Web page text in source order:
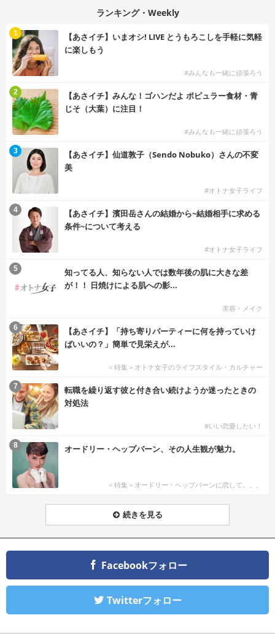
ランキング・Weekly
【あさイチ】いまオシ! LIVE とうもろこしを手軽に気軽
に楽しもう
#みんなも一緒に頑張ろう
1
【あさイチ】みんな！ゴハンだよ ポピュラー食材・青
じそ（大葉）に注目！
#みんなも一緒に頑張ろう
2
【あさイチ】仙道敦子（Sendo Nobuko）さんの不変
美
#オトナ女子ライフ
3
【あさイチ】濱田岳さんの結婚から~結婚相手に求める
条件~について考える
#オトナ女子ライフ
4
知ってる人、知らない人では数年後の肌に大きな差
が！！ 日焼けによる肌への影...
美容・メイク
5
【あさイチ】「持ち寄りパーティーに何を持っていけ
ばいいの？」簡単で見栄えが...
＜特集＞オトナ女子のライフスタイル・カルチャー
6
転職を繰り返す彼と付き合い続けようか迷ったときの
対処法
#いい恋愛したい！
7
オードリー・ヘップバーン、その人生観が魅力。
＜特集＞オードリー・ヘップバーンに恋して。。。
8
続きを見る
Facebookフォロー
Twitterフォロー